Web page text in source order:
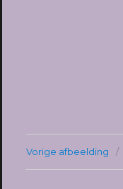
Vorige afbeelding